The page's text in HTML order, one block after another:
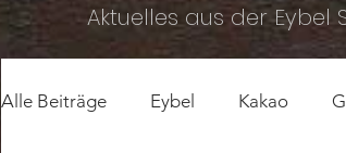
Aktuelles aus der
Alle Beiträge Eybel Kakao